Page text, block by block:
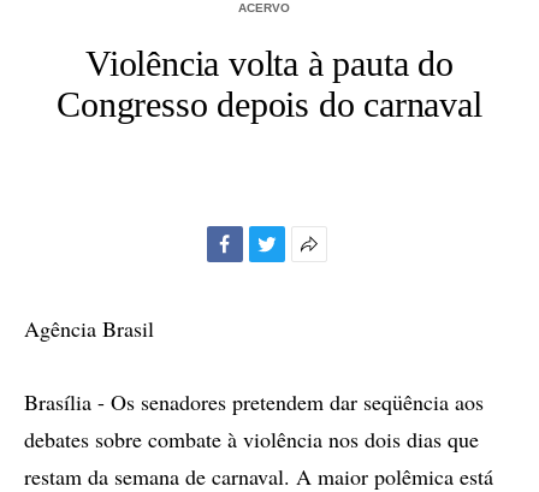
ACERVO
Violência volta à pauta do
Congresso depois do carnaval
Agência Brasil
Brasília - Os senadores pretendem dar seqüência aos
debates sobre combate à violência nos dois dias que
restam da semana de carnaval. A maior polêmica está